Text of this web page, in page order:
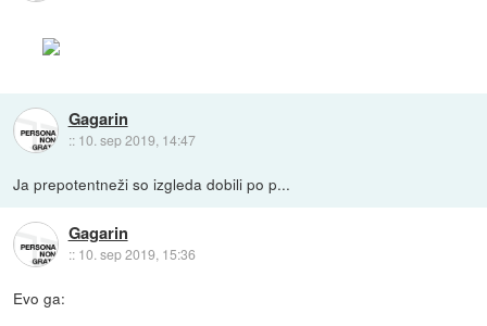
Gagarin
:: 10. sep 2019, 14:47
Ja prepotentneži so izgleda dobili po p...
Gagarin
:: 10. sep 2019, 15:36
Evo ga: